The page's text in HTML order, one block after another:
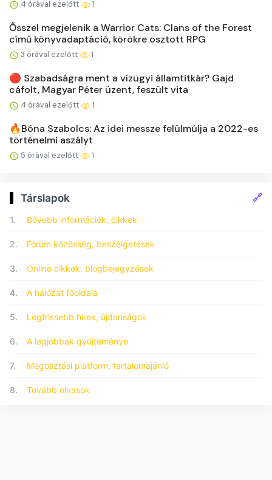
4 órával ezelőtt 1
Ősszel megjelenik a Warrior Cats: Clans of the Forest
című könyvadaptáció, körökre osztott RPG
3 órával ezelőtt 1
🔴 Szabadságra ment a vízügyi államtitkár? Gajd
cáfolt, Magyar Péter üzent, feszült vita
4 órával ezelőtt 1
🔥Bóna Szabolcs: Az idei messze felülmúlja a 2022-es
történelmi aszályt
5 órával ezelőtt 1
Társlapok 🔗
1. Bővebb információk, cikkek
2. Fórum közösség, beszélgetések
3. Online cikkek, blogbejegyzések
4. A hálózat főoldala
5. Legfrissebb hírek, újdonságok
6. A legjobbak gyűjteménye
7. Megosztási platform, tartalomajánló
8. Tovább olvasok